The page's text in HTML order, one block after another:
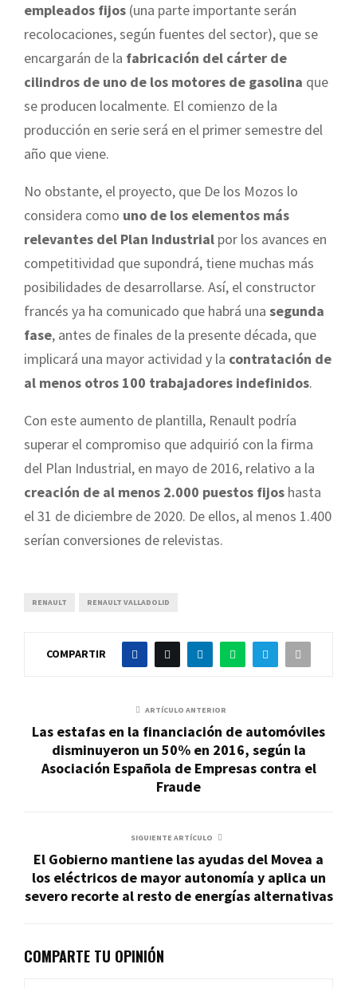
empleados fijos (una parte importante serán
recolocaciones, según fuentes del sector), que se
encargarán de la fabricación del cárter de
cilindros de uno de los motores de gasolina que
se producen localmente. El comienzo de la
producción en serie será en el primer semestre del
año que viene.
No obstante, el proyecto, que De los Mozos lo
considera como uno de los elementos más
relevantes del Plan Industrial por los avances en
competitividad que supondrá, tiene muchas más
posibilidades de desarrollarse. Así, el constructor
francés ya ha comunicado que habrá una segunda
fase, antes de finales de la presente década, que
implicará una mayor actividad y la contratación de
al menos otros 100 trabajadores indefinidos.
Con este aumento de plantilla, Renault podría
superar el compromiso que adquirió con la firma
del Plan Industrial, en mayo de 2016, relativo a la
creación de al menos 2.000 puestos fijos hasta
el 31 de diciembre de 2020. De ellos, al menos 1.400
serían conversiones de relevistas.
RENAULT RENAULT VALLADOLID
COMPARTIR
ARTÍCULO ANTERIOR
Las estafas en la financiación de automóviles
disminuyeron un 50% en 2016, según la
Asociación Española de Empresas contra el
Fraude
SIGUIENTE ARTÍCULO
El Gobierno mantiene las ayudas del Movea a
los eléctricos de mayor autonomía y aplica un
severo recorte al resto de energías alternativas
COMPARTE TU OPINIÓN